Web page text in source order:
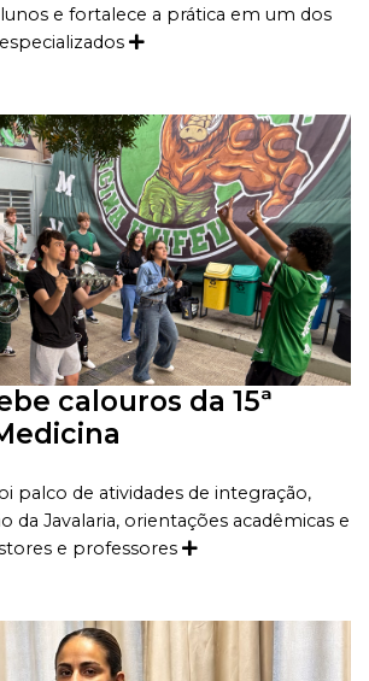
e fortalece a prática em um dos
calouros da 15ª
palco de atividades de integração,
da Javalaria, orientações acadêmicas e
e professores